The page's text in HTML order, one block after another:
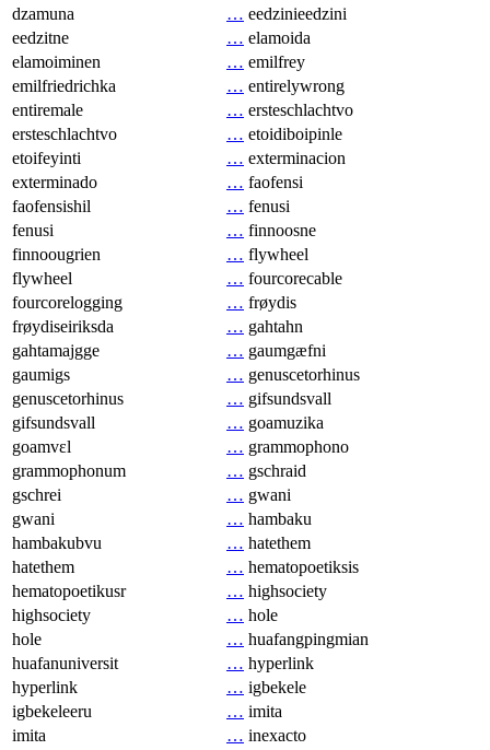
dzamuna
… eedzinieedzini
eedzitne
… elamoida
elamoiminen
… emilfrey
emilfriedrichka
… entirelywrong
entiremale
… ersteschlachtvo
ersteschlachtvo
… etoidiboipinle
etoifeyinti
… exterminacion
exterminado
… faofensi
faofensishil
… fenusi
fenusi
… finnoosne
finnoougrien
… flywheel
flywheel
… fourcorecable
fourcorelogging
… frøydis
frøydiseiriksda
… gahtahn
gahtamajgge
… gaumgæfni
gaumigs
… genuscetorhinus
genuscetorhinus
… gifsundsvall
gifsundsvall
… goamuzika
goamvɛl
… grammophono
grammophonum
… gschraid
gschrei
… gwani
gwani
… hambaku
hambakubvu
… hatethem
hatethem
… hematopoetiksis
hematopoetikusr
… highsociety
highsociety
… hole
hole
… huafangpingmian
huafanuniversit
… hyperlink
hyperlink
… igbekele
igbekeleeru
… imita
imita
… inexacto